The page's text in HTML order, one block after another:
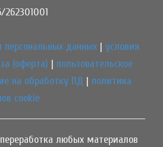
персональных данных | условия
(оферта) | пользовательское
на обработку ПД | политика
cookie
любых материалов